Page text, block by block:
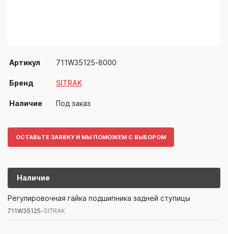
Артикул 711W35125-8000
Бренд SITRAK
Наличие Под заказ
ОСТАВЬТЕ ЗАЯВКУ И МЫ ПОМОЖЕМ С ВЫБОРОМ
Наличие
Артикул/Бренд
711W35125-SITRAK
Регулировочная гайка подшипника задней ступицы
711W35125-SITRAK